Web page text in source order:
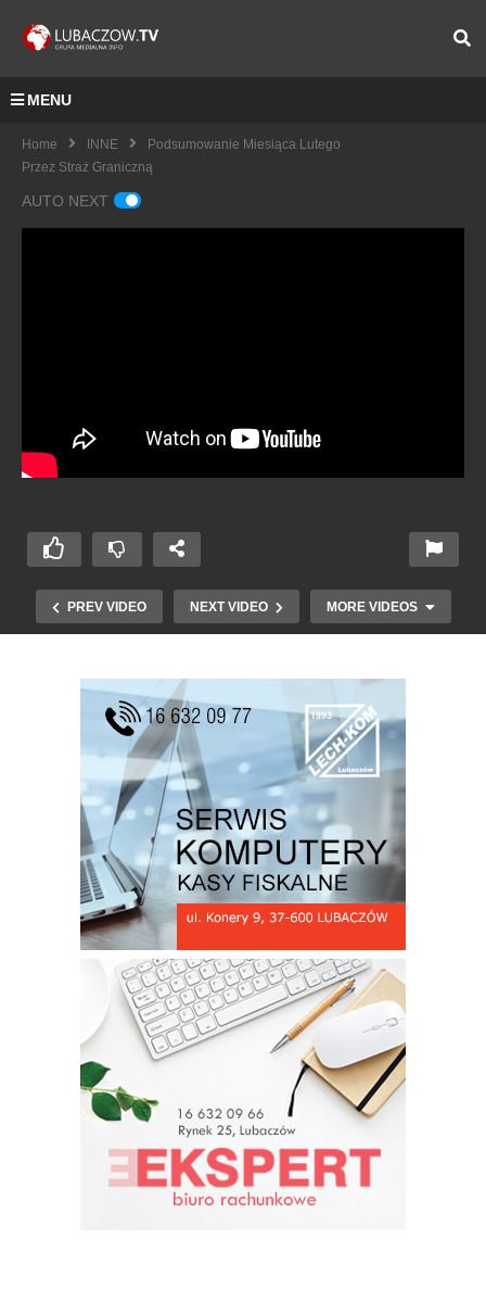
MENU
Home INNE
Podsumowanie Miesiąca Lutego
Przez Straż Graniczną
AUTO NEXT
PREV VIDEO NEXT VIDEO MORE VIDEOS
LKS Oleszyce i kobiety